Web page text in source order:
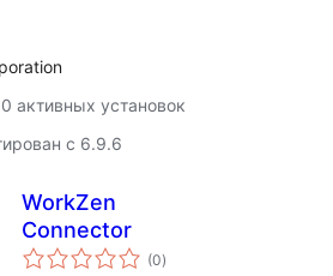
активных установок
с 6.9.6
WorkZen
Connector
(0общий
рейтинг
)